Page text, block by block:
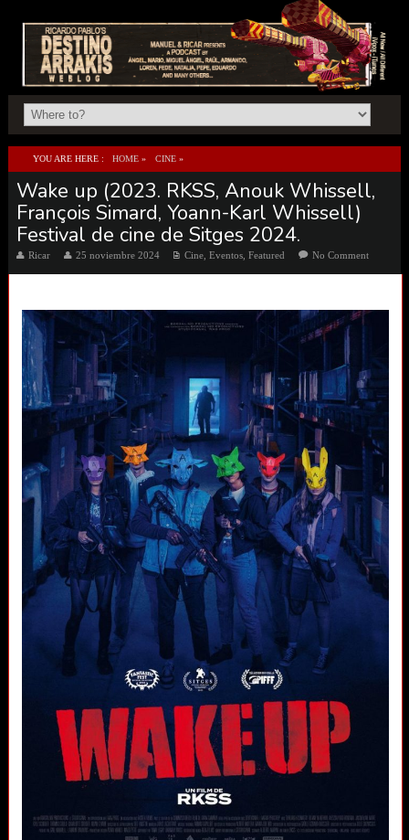
YOU ARE HERE : HOME » CINE »
WAKE UP (2023. RKSS, ANOUK WHISSELL, FRANÇOIS SIMARD, YOANN-KARL
WHISSELL) FESTIVAL DE CINE DE SITGES 2024.
Wake up (2023. RKSS, Anouk Whissell,
François Simard, Yoann-Karl Whissell)
Festival de cine de Sitges 2024.
Ricar 25 noviembre 2024 Cine, Eventos, Featured No Comment